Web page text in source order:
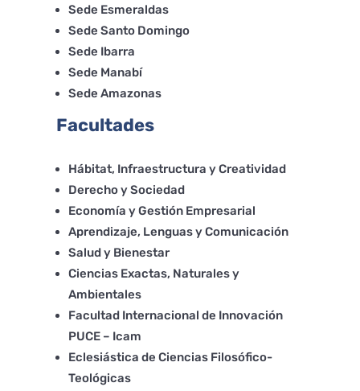
Sede Esmeraldas
Sede Santo Domingo
Sede Ibarra
Sede Manabí
Sede Amazonas
Facultades
Hábitat, Infraestructura y Creatividad
Derecho y Sociedad
Economía y Gestión Empresarial
Aprendizaje, Lenguas y Comunicación
Salud y Bienestar
Ciencias Exactas, Naturales y
Ambientales
Facultad Internacional de Innovación
PUCE – Icam
Eclesiástica de Ciencias Filosófico-
Teológicas